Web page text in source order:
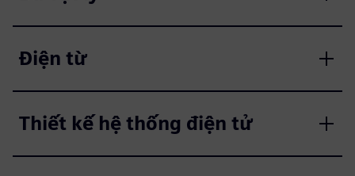
Điện từ
Thiết kế hệ thống điện tử